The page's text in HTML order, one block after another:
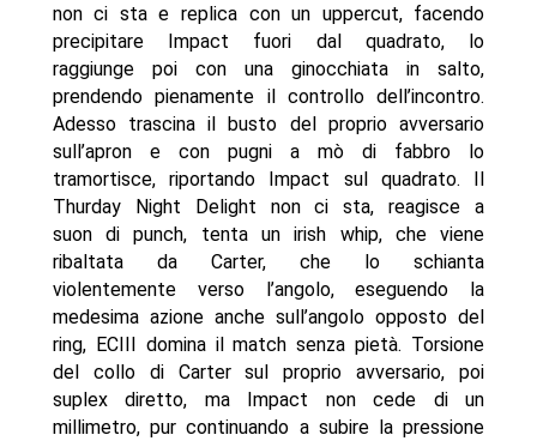
non ci sta e replica con un uppercut, facendo
precipitare Impact fuori dal quadrato, lo
raggiunge poi con una ginocchiata in salto,
prendendo pienamente il controllo dell’incontro.
Adesso trascina il busto del proprio avversario
sull’apron e con pugni a mò di fabbro lo
tramortisce, riportando Impact sul quadrato. Il
Thurday Night Delight non ci sta, reagisce a
suon di punch, tenta un irish whip, che viene
ribaltata da Carter, che lo schianta
violentemente verso l’angolo, eseguendo la
medesima azione anche sull’angolo opposto del
ring, ECIII domina il match senza pietà. Torsione
del collo di Carter sul proprio avversario, poi
suplex diretto, ma Impact non cede di un
millimetro, pur continuando a subire la pressione